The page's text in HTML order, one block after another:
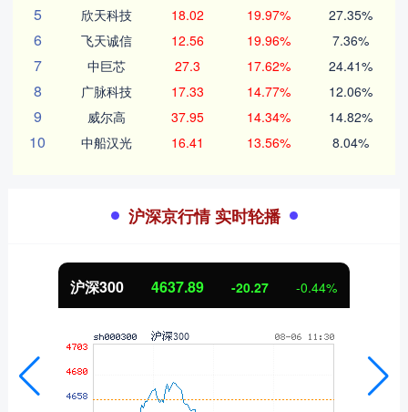
5 欣天科技 18.02 19.97% 27.35%
6 飞天诚信 12.56 19.96% 7.36%
7 中巨芯 27.3 17.62% 24.41%
8 广脉科技 17.33 14.77% 12.06%
9 威尔高 37.95 14.34% 14.82%
10 中船汉光 16.41 13.56% 8.04%
沪深京行情 实时轮播
沪深300 4637.89 -20.27 -0.44%